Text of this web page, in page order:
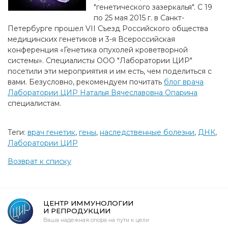
"генетического зазеркалья". С 19
по 25 мая 2015 г. в Санкт-
Петербурге прошел VII Съезд Российского общества
медицинских генетиков и 3-я Всероссийская
конференция «Генетика опухолей кроветворной
системы». Специалисты ООО "Лаборатории ЦИР"
посетили эти мероприятия и им есть, чем поделиться с
вами. Безусловно, рекомендуем почитать блог врача
Лаборатории ЦИР Наталья Вячеславовна Опарина
специалистам.
Теги: врач генетик, гены, наследственные болезни, ДНК,
Лаборатории ЦИР
Возврат к списку
ЦЕНТР ИММУНОЛОГИИ
И РЕПРОДУКЦИИ
Ваша надежная опора на пути к цели